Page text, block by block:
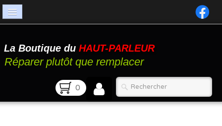
Catalogue
Atelier
La Boutique du HAUT-PARLEUR
Réparer plutôt que remplacer
0